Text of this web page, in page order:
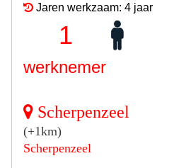
Jaren werkzaam: 4 jaar
1
werknemer
Scherpenzeel
(+1km)
Scherpenzeel